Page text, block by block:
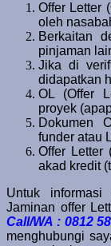
Offer Letter
oleh
Berkaitan
pinjaman
Jika di
didapatkan
OL (Offer
proyek
Dokumen
funder atau
Offer Letter
akad kredit
Untuk informasi
Jaminan offer
Call/WA : 0812
menghubungi